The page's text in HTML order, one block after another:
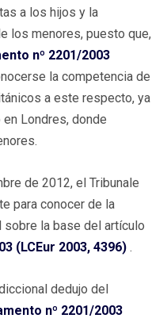
a los hijos y la
los menores, puesto que,
nº 2201/2003
la competencia de
a este respecto, ya
Londres, donde
de 2012, el Tribunale
para conocer de la
sobre la base del artículo
(LCEur 2003, 4396) .
dedujo del
nº 2201/2003